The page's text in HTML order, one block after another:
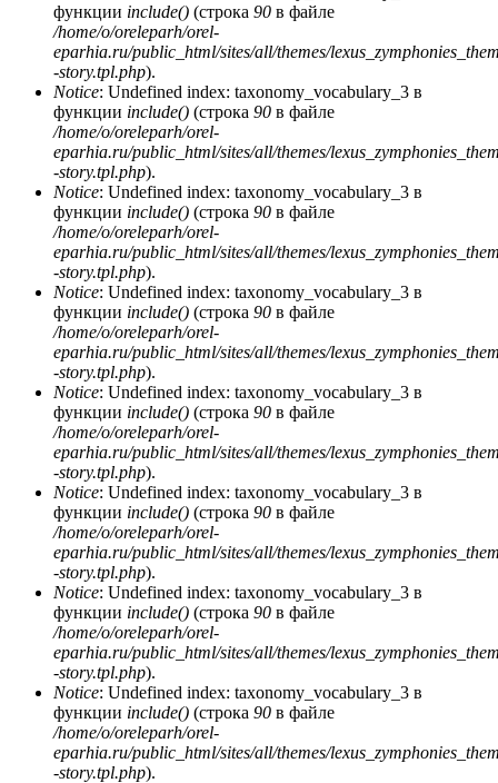
функции include() (строка 90 в файле
/home/o/oreleparh/orel-
eparhia.ru/public_html/sites/all/themes/
-story.tpl.php).
Notice: Undefined index: taxonomy_vocabulary_3 в
функции include() (строка 90 в файле
/home/o/oreleparh/orel-
eparhia.ru/public_html/sites/all/themes/
-story.tpl.php).
Notice: Undefined index: taxonomy_vocabulary_3 в
функции include() (строка 90 в файле
/home/o/oreleparh/orel-
eparhia.ru/public_html/sites/all/themes/
-story.tpl.php).
Notice: Undefined index: taxonomy_vocabulary_3 в
функции include() (строка 90 в файле
/home/o/oreleparh/orel-
eparhia.ru/public_html/sites/all/themes/
-story.tpl.php).
Notice: Undefined index: taxonomy_vocabulary_3 в
функции include() (строка 90 в файле
/home/o/oreleparh/orel-
eparhia.ru/public_html/sites/all/themes/
-story.tpl.php).
Notice: Undefined index: taxonomy_vocabulary_3 в
функции include() (строка 90 в файле
/home/o/oreleparh/orel-
eparhia.ru/public_html/sites/all/themes/
-story.tpl.php).
Notice: Undefined index: taxonomy_vocabulary_3 в
функции include() (строка 90 в файле
/home/o/oreleparh/orel-
eparhia.ru/public_html/sites/all/themes/
-story.tpl.php).
Notice: Undefined index: taxonomy_vocabulary_3 в
функции include() (строка 90 в файле
/home/o/oreleparh/orel-
eparhia.ru/public_html/sites/all/themes/
-story.tpl.php).